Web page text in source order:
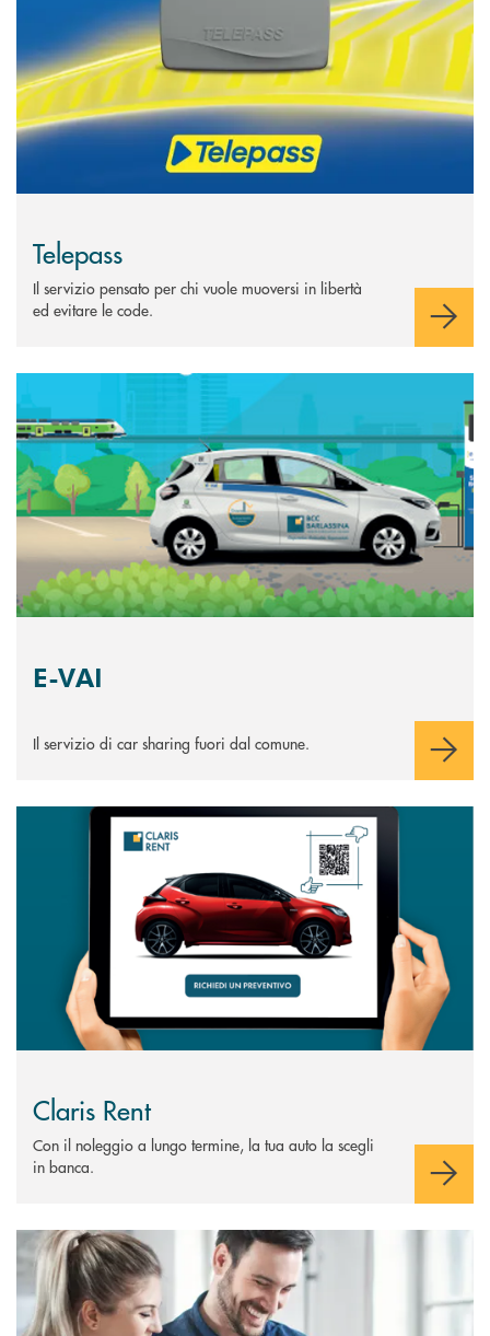
Telepass
Il servizio pensato per chi vuole muoversi in libertà
ed evitare le code.
Scopri di più E-VAI &nbsp;
E-VAI
Il servizio di car sharing fuori dal comune.
Scopri di più Claris Rent
Claris Rent
Con il noleggio a lungo termine, la tua auto la scegli
in banca.
Scopri di più MyBank